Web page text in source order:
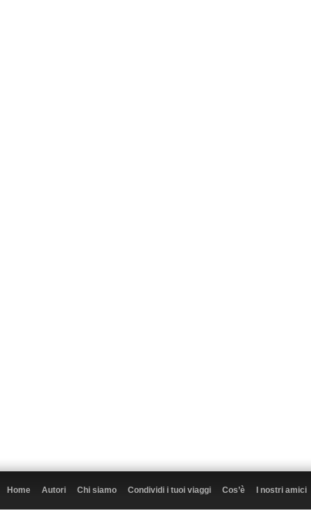
Home Autori Chi siamo Condividi i tuoi viaggi Cos’è I nostri amici